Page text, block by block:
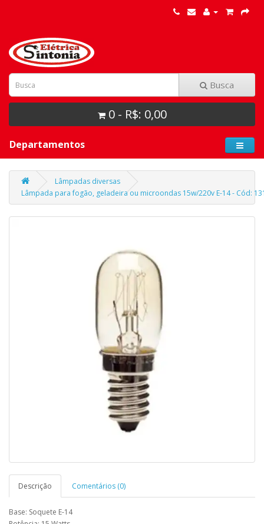
Busca
0 - R$: 0,00
Departamentos
Lâmpadas diversas
Lâmpada para fogão, geladeira ou microondas 15w/220v E-14 - Cód:
Descrição Comentários (0)
Base: Soquete E-14